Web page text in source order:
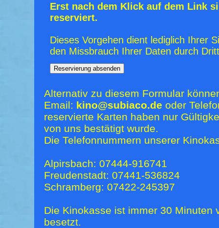
Erst nach dem Klick auf dem Link
reserviert.
Dieses Vorgehen dient lediglich Ihrer
den Missbrauch Ihrer Daten durch
Alternativ zu diesem Formular
Email: kino@subiaco.de oder
reservierte Karten haben nur
von uns bestätigt wurde.
Die Telefonnummern unserer
Alpirsbach: 07444-916741
Freudenstadt: 07441-536824
Schramberg: 07422-245397
Die Kinokasse ist immer 30 Minuten
besetzt.